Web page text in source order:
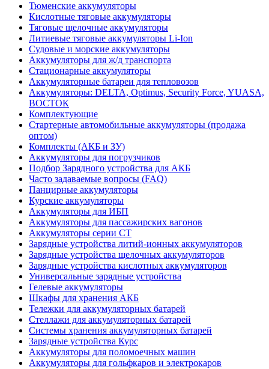
Тюменские аккумуляторы
Кислотные тяговые аккумуляторы
Тяговые щелочные аккумуляторы
Литиевые тяговые аккумуляторы Li-Ion
Судовые и морские аккумуляторы
Аккумуляторы для ж/д транспорта
Стационарные аккумуляторы
Аккумуляторные батареи для тепловозов
Аккумуляторы: DELTA, Optimus, Security Force, YUASA,
ВОСТОК
Комплектующие
Стартерные автомобильные аккумуляторы (продажа
оптом)
Комплекты (АКБ и ЗУ)
Аккумуляторы для погрузчиков
Подбор Зарядного устройства для АКБ
Часто задаваемые вопросы (FAQ)
Панцирные аккумуляторы
Курские аккумуляторы
Аккумуляторы для ИБП
Аккумуляторы для пассажирских вагонов
Аккумуляторы серии СТ
Зарядные устройства литий-ионных аккумуляторов
Зарядные устройства щелочных аккумуляторов
Зарядные устройства кислотных аккумуляторов
Универсальные зарядные устройства
Гелевые аккумуляторы
Шкафы для хранения АКБ
Тележки для аккумуляторных батарей
Стеллажи для аккумуляторных батарей
Системы хранения аккумуляторных батарей
Зарядные устройства Курс
Аккумуляторы для поломоечных машин
Аккумуляторы для гольфкаров и электрокаров